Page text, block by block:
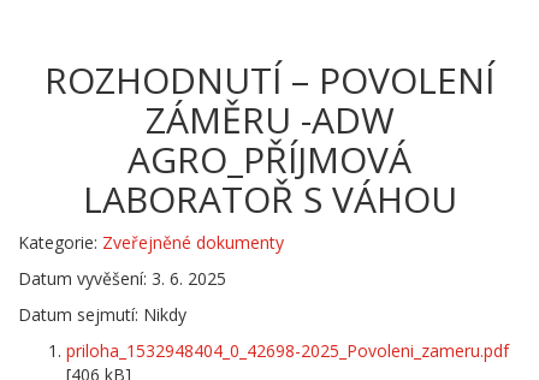
ROZHODNUTÍ – POVOLENÍ
ZÁMĚRU -ADW
AGRO_PŘÍJMOVÁ
LABORATOŘ S VÁHOU
Kategorie: Zveřejněné dokumenty
Datum vyvěšení: 3. 6. 2025
Datum sejmutí: Nikdy
priloha_1532948404_0_42698-2025_Povoleni_zameru.pdf
[406 kB]